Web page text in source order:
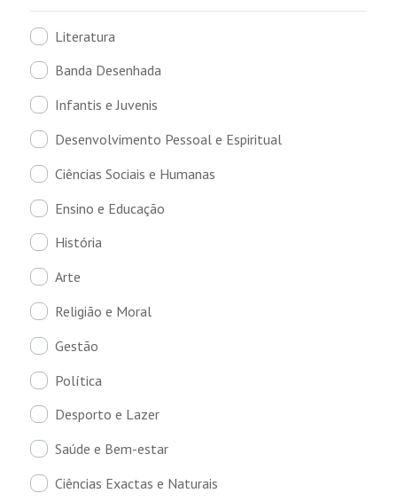
Literatura
Banda Desenhada
Infantis e Juvenis
Desenvolvimento Pessoal e Espiritual
Ciências Sociais e Humanas
Ensino e Educação
História
Arte
Religião e Moral
Gestão
Política
Desporto e Lazer
Saúde e Bem-estar
Ciências Exactas e Naturais